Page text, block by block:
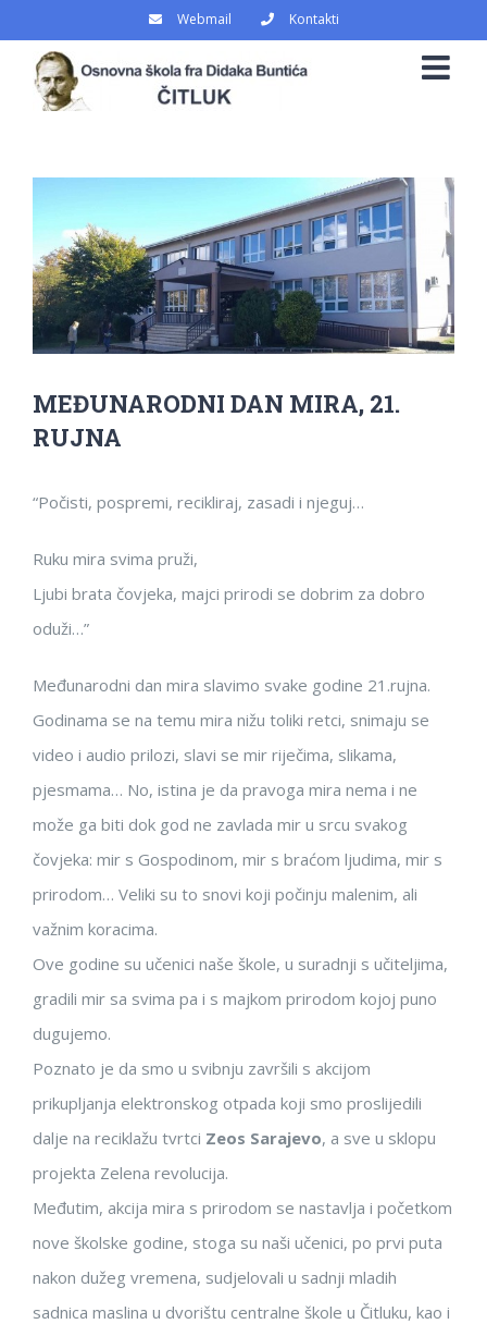
content
Webmail Kontakti
Larger
Image
MEĐUNARODNI DAN MIRA, 21.
RUJNA
“Počisti, pospremi, recikliraj, zasadi i njeguj…
Ruku mira svima pruži,
Ljubi brata čovjeka, majci prirodi se dobrim za dobro
oduži…”
Međunarodni dan mira slavimo svake godine 21.rujna.
Godinama se na temu mira nižu toliki retci, snimaju se
video i audio prilozi, slavi se mir riječima, slikama,
pjesmama… No, istina je da pravoga mira nema i ne
može ga biti dok god ne zavlada mir u srcu svakog
čovjeka: mir s Gospodinom, mir s braćom ljudima, mir s
prirodom… Veliki su to snovi koji počinju malenim, ali
važnim koracima.
Ove godine su učenici naše škole, u suradnji s učiteljima,
gradili mir sa svima pa i s majkom prirodom kojoj puno
dugujemo.
Poznato je da smo u svibnju završili s akcijom
prikupljanja elektronskog otpada koji smo proslijedili
dalje na reciklažu tvrtci Zeos Sarajevo, a sve u sklopu
projekta Zelena revolucija.
Međutim, akcija mira s prirodom se nastavlja i početkom
nove školske godine, stoga su naši učenici, po prvi puta
nakon dužeg vremena, sudjelovali u sadnji mladih
sadnica maslina u dvorištu centralne škole u Čitluku, kao i